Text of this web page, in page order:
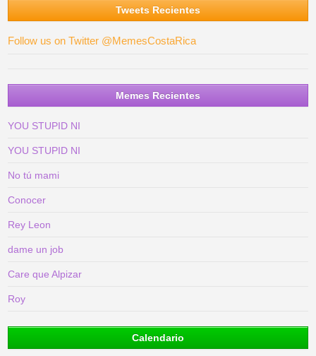
Tweets Recientes
Follow us on Twitter @MemesCostaRica
Memes Recientes
YOU STUPID NI
YOU STUPID NI
No tú mami
Conocer
Rey Leon
dame un job
Care que Alpizar
Roy
Calendario